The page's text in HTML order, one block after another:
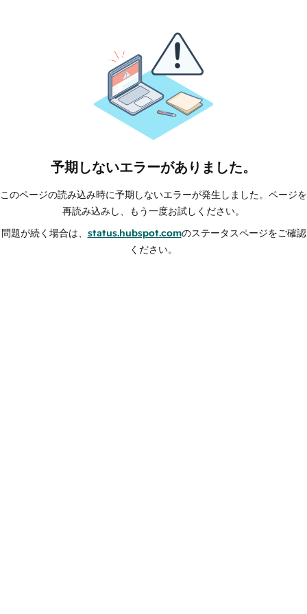
予期しないエラーがありました。
このページの読み込み時に予期しないエラーが発生しました。ページを
再読み込みし、もう一度お試しください。
問題が続く場合は、 status.hubspot.comのステータスページをご確認
ください。